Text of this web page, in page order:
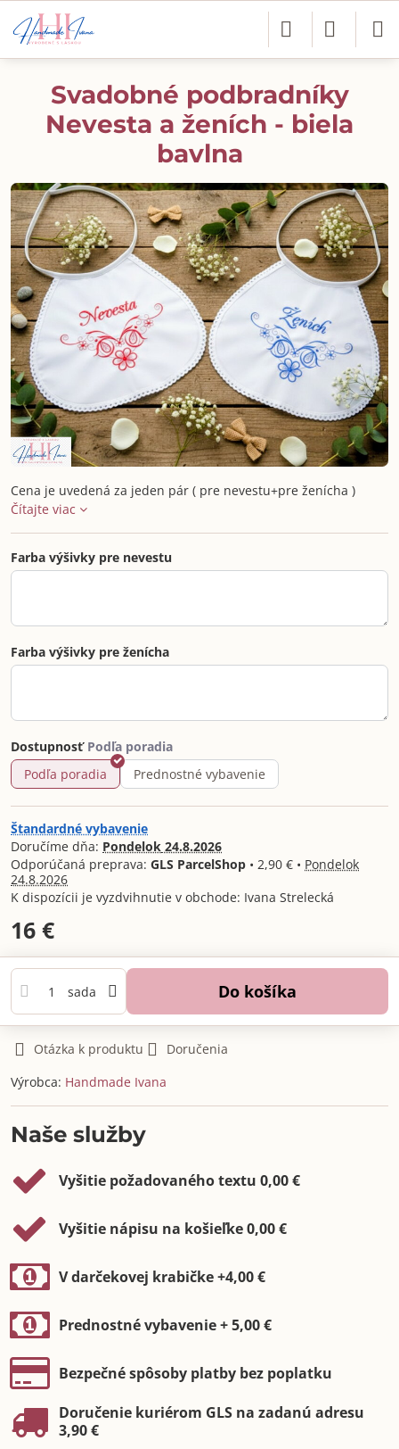
Svadobné podbradníky
Nevesta a ženích - biela
bavlna
Cena je uvedená za jeden pár ( pre nevestu+pre ženícha )
Čítajte viac
Farba výšivky pre nevestu
Farba výšivky pre ženícha
Dostupnosť
Podľa poradia
Prednostné vybavenie
Štandardné vybavenie
Doručíme dňa: Pondelok 24.8.2026
GLS ParcelShop • 2,90 € • Pondelok
24.8.2026
Ivana Strelecká
16 €
sada Do košíka
Otázka k produktu
Doručenia
Výrobca: Handmade Ivana
Naše služby
Vyšitie požadovaného textu 0,00 €
Vyšitie nápisu na košieľke 0,00 €
V darčekovej krabičke +4,00 €
Prednostné vybavenie + 5,00 €
Bezpečné spôsoby platby bez poplatku
Doručenie kuriérom GLS na zadanú adresu
3,90 €